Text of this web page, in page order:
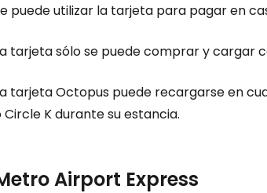
puede utilizar la tarjeta para pagar en
tarjeta sólo se puede comprar y cargar
tarjeta Octopus puede recargarse en
Circle K durante su estancia.
Airport Express